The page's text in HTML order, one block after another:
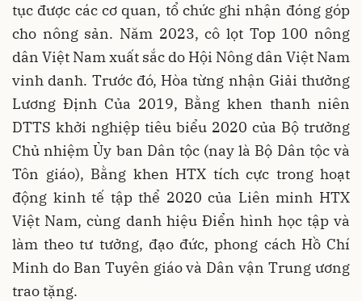
tục được các cơ quan, tổ chức ghi nhận đóng góp
cho nông sản. Năm 2023, cô lọt Top 100 nông
dân Việt Nam xuất sắc do Hội Nông dân Việt Nam
vinh danh. Trước đó, Hòa từng nhận Giải thưởng
Lương Định Của 2019, Bằng khen thanh niên
DTTS khởi nghiệp tiêu biểu 2020 của Bộ trưởng
Chủ nhiệm Ủy ban Dân tộc (nay là Bộ Dân tộc và
Tôn giáo), Bằng khen HTX tích cực trong hoạt
động kinh tế tập thể 2020 của Liên minh HTX
Việt Nam, cùng danh hiệu Điển hình học tập và
làm theo tư tưởng, đạo đức, phong cách Hồ Chí
Minh do Ban Tuyên giáo và Dân vận Trung ương
trao tặng.